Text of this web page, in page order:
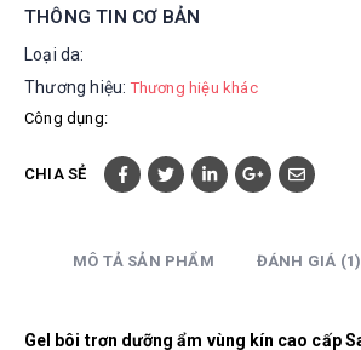
THÔNG TIN CƠ BẢN
Loại da:
Thương hiệu: Thương hiệu khác
Công dụng:
CHIA SẺ
MÔ TẢ SẢN PHẨM ĐÁNH GIÁ (1)
Gel bôi trơn dưỡng ẩm vùng kín cao cấp